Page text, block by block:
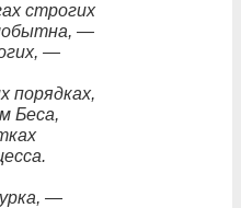
строгих
—
—
порядках,
Беса,
—